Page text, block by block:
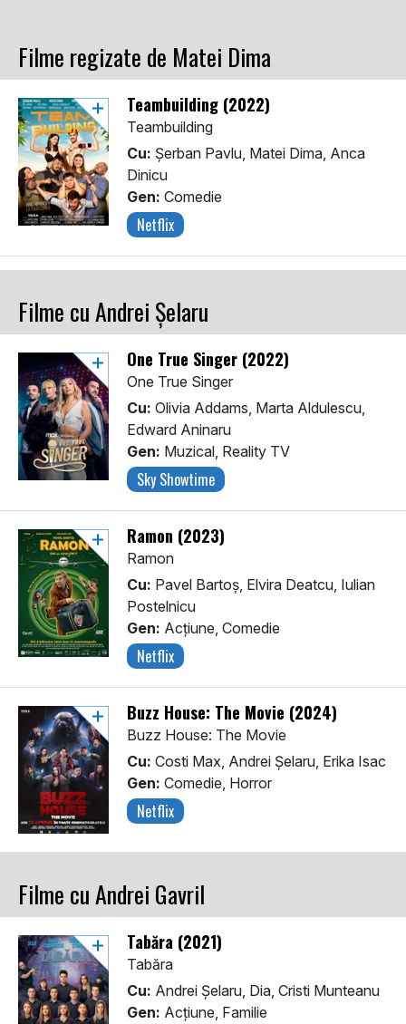
Filme regizate de Matei Dima
Teambuilding (2022)
Teambuilding
Cu: Șerban Pavlu, Matei Dima, Anca
Dinicu
Gen: Comedie
Netflix
Filme cu Andrei Șelaru
One True Singer (2022)
One True Singer
Cu: Olivia Addams, Marta Aldulescu,
Edward Aninaru
Gen: Muzical, Reality TV
Sky Showtime
Ramon (2023)
Ramon
Cu: Pavel Bartoș, Elvira Deatcu, Iulian
Postelnicu
Gen: Acţiune, Comedie
Netflix
Buzz House: The Movie (2024)
Buzz House: The Movie
Cu: Costi Max, Andrei Șelaru, Erika Isac
Gen: Comedie, Horror
Netflix
Filme cu Andrei Gavril
Tabăra (2021)
Tabăra
Cu: Andrei Șelaru, Dia, Cristi Munteanu
Gen: Acţiune, Familie